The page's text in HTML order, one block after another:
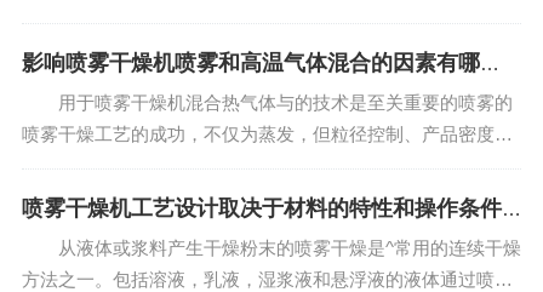
节省时刻，小编废话不多说，来好好和详细打开和进行，以使
得我们从中获益，使自己有一些收成和启示。 问题一：离心喷
影响喷雾干燥机喷雾和高温气体混合的因素有哪
些？
用于喷雾干燥机混合热气体与的技术是至关重要的喷雾的
喷雾干燥工艺的成功，不仅为蒸发，但粒径控制、产品密度、
和热。这些变量如何影响喷雾和高温气体混合取决于喷雾干燥
配置和入口点的方向和速度。 喷雾干燥机配置：
喷雾干燥机工艺设计取决于材料的特性和操作条件
的不同
从液体或浆料产生干燥粉末的喷雾干燥是^常用的连续干燥
方法之一。包括溶液，乳液，湿浆液和悬浮液的液体通过喷雾